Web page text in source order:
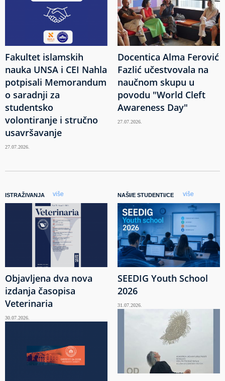
Fakultet islamskih
nauka UNSA i CEI Nahla
potpisali Memorandum
o saradnji za
studentsko
volontiranje i stručno
usavršavanje
27.07.2026.
Docentica Alma Ferović
Fazlić učestvovala na
naučnom skupu u
povodu "World Cleft
Awareness Day"
27.07.2026.
ISTRAŽIVANJA više
Objavljena dva nova
izdanja časopisa
Veterinaria
30.07.2026.
NAŠI/E STUDENTI/CE više
SEEDIG Youth School
2026
31.07.2026.